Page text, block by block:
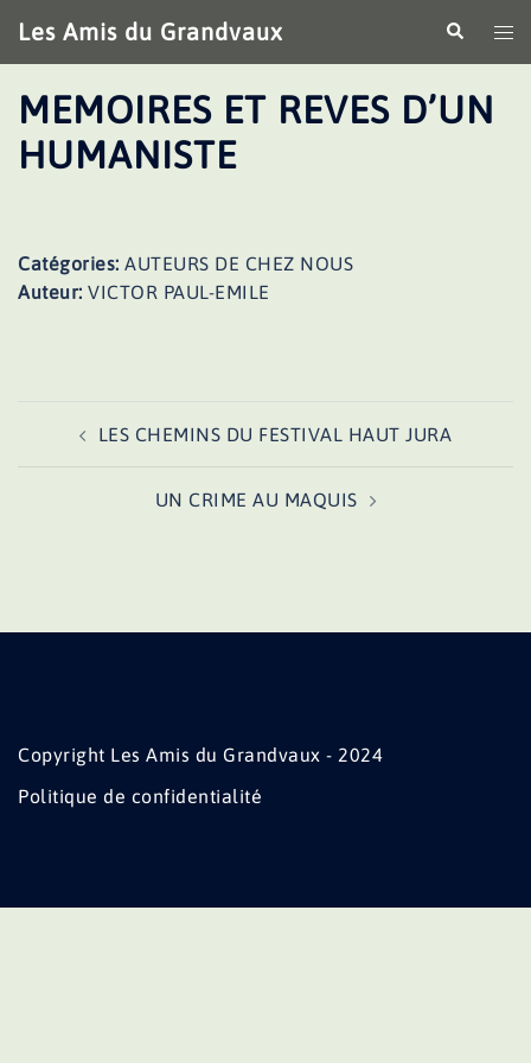
au
contenu
Les Amis du Grandvaux
le
MEMOIRES ET REVES D’UN
HUMANISTE
Catégories: AUTEURS DE CHEZ NOUS
Auteur: VICTOR PAUL-EMILE
d’articleLES CHEMINS DU FESTIVAL HAUT JURA
UN CRIME AU MAQUIS
Copyright Les Amis du Grandvaux - 2024
Politique de confidentialité